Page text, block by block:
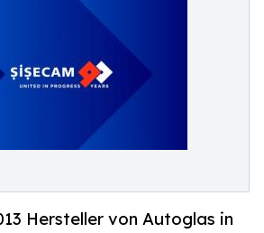
Hersteller von Autoglas in